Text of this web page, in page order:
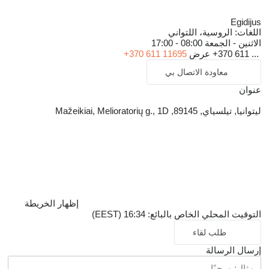
Egidijus
اللغات: الروسية، اللتواني
الاثنين - الجمعة 08:00 - 17:00
+370 611 ... عرض +370 611 11695
معاودة الاتصال بي
عنوان
ليتوانيا, تيلسياي, 89145, Mažeikiai, Melioratorių g., 1D
إظهار الخريطة
التوقيت المحلي الخاص بالبائع: 16:34 (EEST)
طلب لقاء
إرسال الرسالة